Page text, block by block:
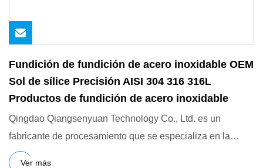
Fundición de fundición de acero inoxidable OEM
Sol de sílice Precisión AISI 304 316 316L
Productos de fundición de acero inoxidable
Qingdao Qiangsenyuan Technology Co., Ltd. es un
fabricante de procesamiento que se especializa en la
personalización de
Ver más